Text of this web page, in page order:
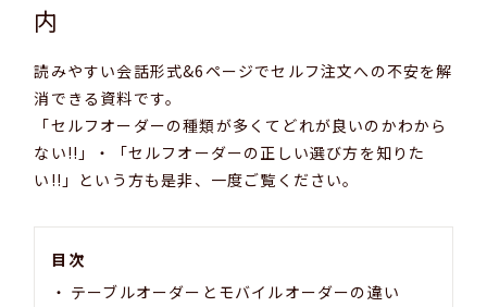
内
読みやすい会話形式&6ページでセルフ注文への不安を解
消できる資料です。
「セルフオーダーの種類が多くてどれが良いのかわから
ない!!」・「セルフオーダーの正しい選び方を知りた
い!!」という方も是非、一度ご覧ください。
目次
テーブルオーダーとモバイルオーダーの違い